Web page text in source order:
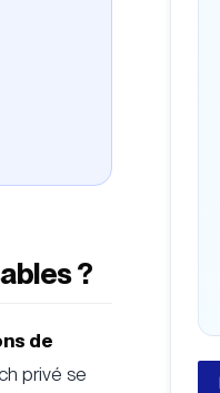
?
de
privé se